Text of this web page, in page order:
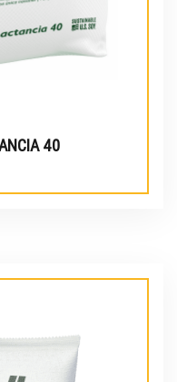
40